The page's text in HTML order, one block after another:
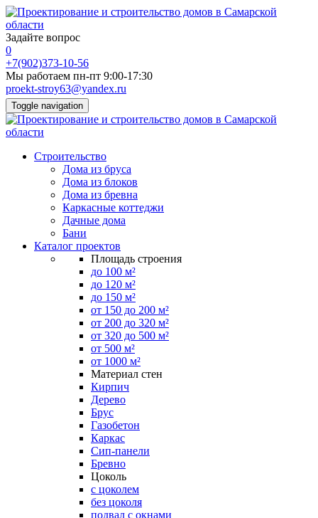
Задайте вопрос
0
+7(902)373-10-56
Мы работаем пн-пт 9:00-17:30
proekt-stroy63@yandex.ru
Toggle navigation
Строительство
Дома из бруса
Дома из блоков
Дома из бревна
Каркасные коттеджи
Дачные дома
Бани
Каталог проектов
Площадь строения
до 100 м²
до 120 м²
до 150 м²
от 150 до 200 м²
от 200 до 320 м²
от 320 до 500 м²
от 500 м²
от 1000 м²
Материал стен
Кирпич
Дерево
Брус
Газобетон
Каркас
Сип-панели
Бревно
Цоколь
с цоколем
без цоколя
подвал с окнами